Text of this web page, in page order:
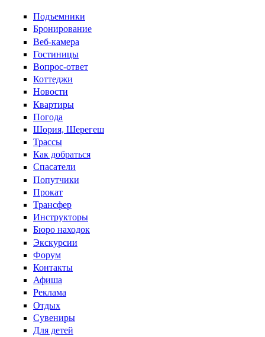
Перейти к основному содержанию
Подъемники
Бронирование
Веб-камера
Гостиницы
Вопрос-ответ
Коттеджи
Новости
Квартиры
Погода
Шория, Шерегеш
Трассы
Как добраться
Спасатели
Попутчики
Прокат
Трансфер
Инструкторы
Бюро находок
Экскурсии
Форум
Контакты
Афиша
Реклама
Отдых
Сувениры
Для детей